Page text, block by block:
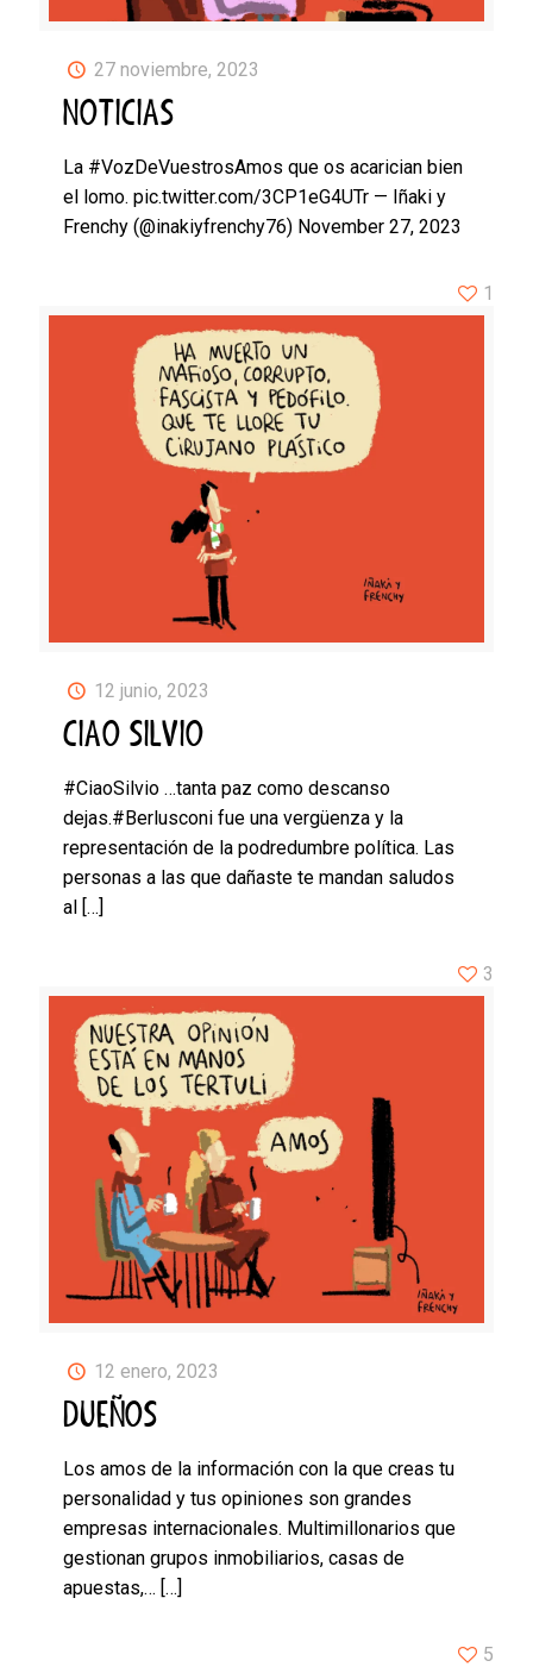
27 noviembre, 2023
NOTICIAS
La #VozDeVuestrosAmos que os acarician bien
el lomo. pic.twitter.com/3CP1eG4UTr — Iñaki y
Frenchy (@inakiyfrenchy76) November 27, 2023
12 junio, 2023
CIAO SILVIO
#CiaoSilvio …tanta paz como descanso
dejas.#Berlusconi fue una vergüenza y la
representación de la podredumbre política. Las
personas a las que dañaste te mandan saludos
al
[…]
1
12 enero, 2023
DUEÑOS
Los amos de la información con la que creas tu
personalidad y tus opiniones son grandes
empresas internacionales. Multimillonarios que
gestionan grupos inmobiliarios, casas de
apuestas,… […]
3
5